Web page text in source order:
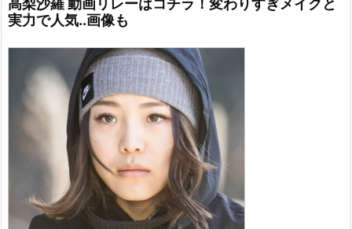
高梨沙羅 動画リレーはコチラ！変わりすぎメイクと
実力で人気..画像も